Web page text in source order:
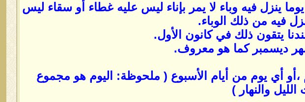
ينزل فيه وباء لا يمر بإناء ليس عليه غطاء أو سقاء ليس
فيه من ذلك الوباء.
يتقون ذلك في كانون الأول.
ديسمبر كما هو معروف.
،أو أي يوم من أيام الأسبوع ( ملحوظة: اليوم هو مجموع
والنهار )